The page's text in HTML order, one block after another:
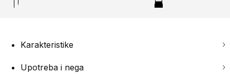
Karakteristike
Upotreba i nega